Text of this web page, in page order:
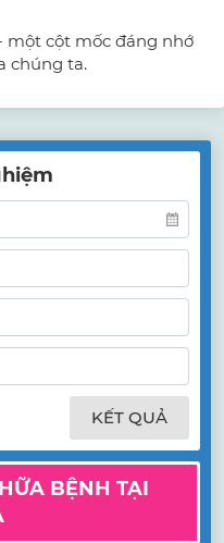
một cột mốc đáng nhớ
chúng ta.
KẾT QUẢ
BỆNH TẠI